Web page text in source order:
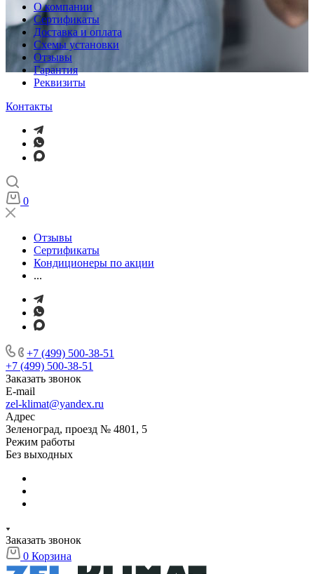
О компании
Сертификаты
Доставка и оплата
Схемы установки
Отзывы
Гарантия
Реквизиты
Контакты
0
Отзывы
Сертификаты
Кондиционеры по акции
...
+7 (499) 500-38-51
+7 (499) 500-38-51
Заказать звонок
E-mail
zel-klimat@yandex.ru
Адрес
Зеленоград, проезд № 4801, 5
Режим работы
Без выходных
Заказать звонок
0 Корзина